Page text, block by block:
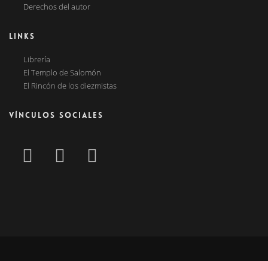
Derechos del autor
LINKS
Librería
El Templo de Salomón
El Rincón de los diezmistas
VÍNCULOS SOCIALES